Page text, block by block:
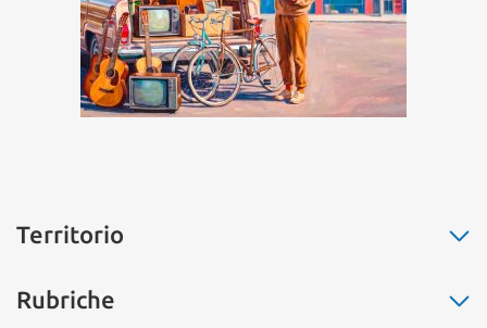
Territorio
Ostia
Rubriche